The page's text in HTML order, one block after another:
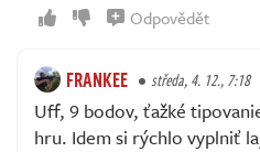
Odpovědět
FRANKEE středa, 4. 12., 7:18
Uff, 9 bodov, ťažké
hru. Idem si rýchlo vyplniť